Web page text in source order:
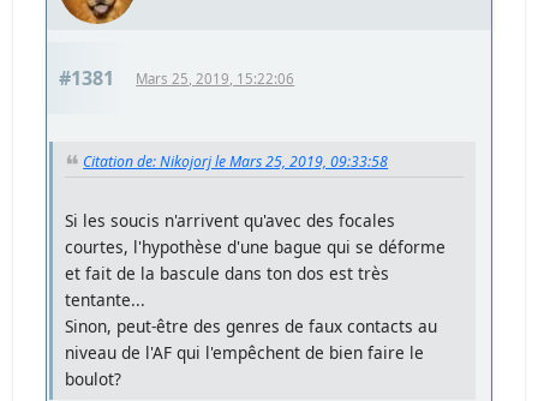
#1381 Mars 25, 2019, 15:22:06
Citation de: Nikojorj le Mars 25, 2019, 09:33:58
Si les soucis n'arrivent qu'avec des focales
courtes, l'hypothèse d'une bague qui se déforme
et fait de la bascule dans ton dos est très
tentante...
Sinon, peut-être des genres de faux contacts au
niveau de l'AF qui l'empêchent de bien faire le
boulot?